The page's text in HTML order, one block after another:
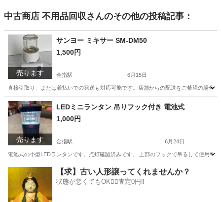
中古商店 不用品回収さんのその他の投稿記事：
売ります
サンヨー ミキサー SM-DM50
1,500円
金指駅 6月15日
直接引取り、または着払いでの発送も対応可能です。店舗からの配送をご希望の場合
静岡 浜松市 家電 ミキサー
売ります
LEDミニランタン 吊りフック付き 電池式
1,000円
金指駅 6月24日
電池式の小型LEDランタンです。点灯確認済みです。 上部のフックで吊るして使用
金指駅 その他
【求】古い人形譲ってくれませんか？
状態が悪くてもOK🙆‍♀️査定0円‼️